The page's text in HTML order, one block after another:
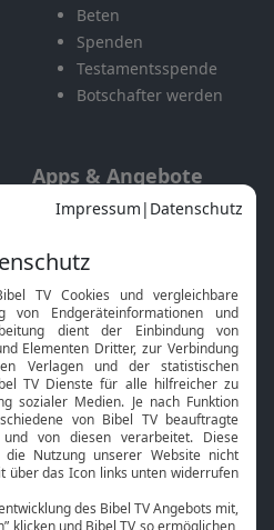
Beten
Spenden
Testamentsspende
Botschafter werden
Apps & Angebote
Mobile App
Smart TV
HbbTV
Bibelthek Online-Bibel
Nächster Gottesdienst
Service
Kontakt